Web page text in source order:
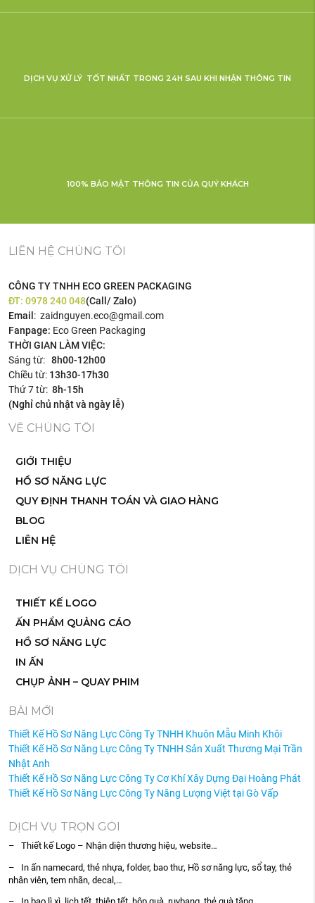
DỊCH VỤ XỬ LÝ TỐT NHẤT TRONG 24H SAU KHI NHẬN THÔNG TIN
100% BẢO MẬT THÔNG TIN CỦA QUÝ KHÁCH
LIÊN HỆ CHÚNG TÔI
CÔNG TY TNHH ECO GREEN PACKAGING
ĐT:0978 240 048(Call/ Zalo)
Email : zaidnguyen.eco@gmail.com
Fanpage: Eco Green Packaging
THỜI GIAN LÀM VIỆC:
Sáng từ:8h00-12h00
Chiều từ: 13h30-17h30
Thứ 7 từ:8h-15h
(Nghỉ chủ nhật và ngày lễ)
VỀ CHÚNG TÔI
GIỚI THIỆU
HỒ SƠ NĂNG LỰC
QUY ĐỊNH THANH TOÁN VÀ GIAO HÀNG
BLOG
LIÊN HỆ
DỊCH VỤ CHÚNG TÔI
THIẾT KẾ LOGO
ẤN PHẨM QUẢNG CÁO
HỒ SƠ NĂNG LỰC
IN ẤN
CHỤP ẢNH – QUAY PHIM
BÀI MỚI
Thiết Kế Hồ Sơ Năng Lực Công Ty TNHH Khuôn Mẫu Minh Khôi
Thiết Kế Hồ Sơ Năng Lực Công Ty TNHH Sản Xuất Thương Mại Trần
Nhật Anh
Thiết Kế Hồ Sơ Năng Lực Công Ty Cơ Khí Xây Dựng Đại Hoàng Phát
Thiết Kế Hồ Sơ Năng Lực Công Ty Năng Lượng Việt tại Gò Vấp
DỊCH VỤ TRỌN GÓI
– Thiết kế Logo – Nhận diện thương hiệu, website…
– In ấn namecard, thẻ nhựa, folder, bao thư, Hồ sơ năng lực, sổ tay, thẻ
nhân viên, tem nhãn, decal,…